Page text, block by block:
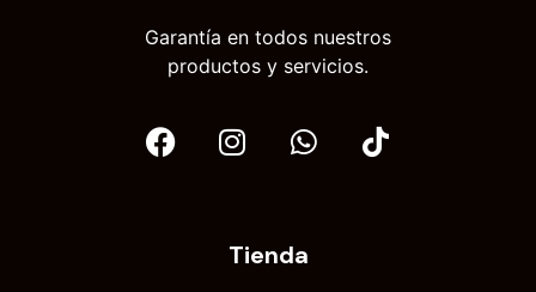
Garantía en todos nuestros
productos y servicios.
Tienda